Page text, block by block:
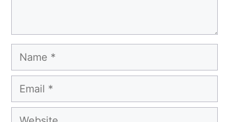
Name
Email
Website